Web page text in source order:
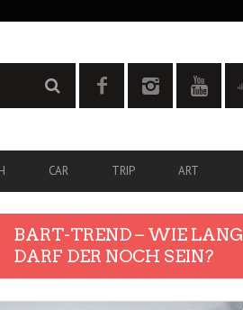
CAR TRIP ART
BART-TREND – WIE LANG
DARF DER NOCH SEIN?